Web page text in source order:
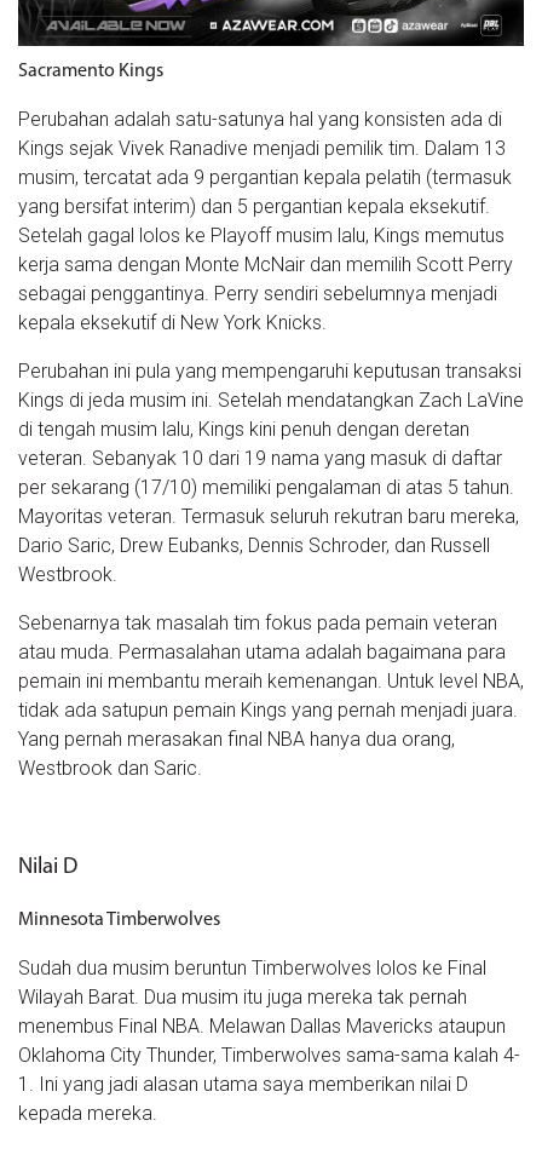
Sacramento Kings
Perubahan adalah satu-satunya hal yang konsisten ada di
Kings sejak Vivek Ranadive menjadi pemilik tim. Dalam 13
musim, tercatat ada 9 pergantian kepala pelatih (termasuk
yang bersifat interim) dan 5 pergantian kepala eksekutif.
Setelah gagal lolos ke Playoff musim lalu, Kings memutus
kerja sama dengan Monte McNair dan memilih Scott Perry
sebagai penggantinya. Perry sendiri sebelumnya menjadi
kepala eksekutif di New York Knicks.
Perubahan ini pula yang mempengaruhi keputusan transaksi
Kings di jeda musim ini. Setelah mendatangkan Zach LaVine
di tengah musim lalu, Kings kini penuh dengan deretan
veteran. Sebanyak 10 dari 19 nama yang masuk di daftar
per sekarang (17/10) memiliki pengalaman di atas 5 tahun.
Mayoritas veteran. Termasuk seluruh rekutran baru mereka,
Dario Saric, Drew Eubanks, Dennis Schroder, dan Russell
Westbrook.
Sebenarnya tak masalah tim fokus pada pemain veteran
atau muda. Permasalahan utama adalah bagaimana para
pemain ini membantu meraih kemenangan. Untuk level NBA,
tidak ada satupun pemain Kings yang pernah menjadi juara.
Yang pernah merasakan final NBA hanya dua orang,
Westbrook dan Saric.
Nilai D
Minnesota Timberwolves
Sudah dua musim beruntun Timberwolves lolos ke Final
Wilayah Barat. Dua musim itu juga mereka tak pernah
menembus Final NBA. Melawan Dallas Mavericks ataupun
Oklahoma City Thunder, Timberwolves sama-sama kalah 4-
1. Ini yang jadi alasan utama saya memberikan nilai D
kepada mereka.